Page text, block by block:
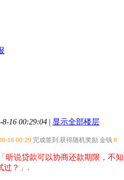
16 00:29:04 | 显示全部楼层
16 00:29 完成签到,获得随机奖励 金钱 8
听说贷款可以协商还款期限，不
过？​ 」.